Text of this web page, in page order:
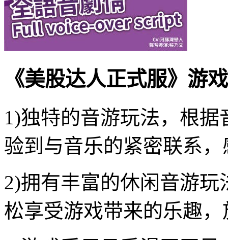
《美股达人正式服》游
1)独特的音游玩法，根
验到与音乐的紧密联系
2)拥有丰富的休闲音游
松享受游戏带来的乐趣